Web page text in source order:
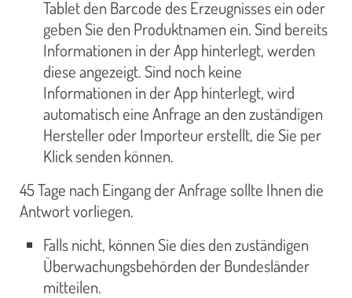
Tablet den Barcode des Erzeugnisses ein oder
geben Sie den Produktnamen ein. Sind bereits
Informationen in der App hinterlegt, werden
diese angezeigt. Sind noch keine
Informationen in der App hinterlegt, wird
automatisch eine Anfrage an den zuständigen
Hersteller oder Importeur erstellt, die Sie per
Klick senden können.
45 Tage nach Eingang der Anfrage sollte Ihnen die
Antwort vorliegen.
Falls nicht, können Sie dies den zuständigen
Überwachungsbehörden der Bundesländer
mitteilen.